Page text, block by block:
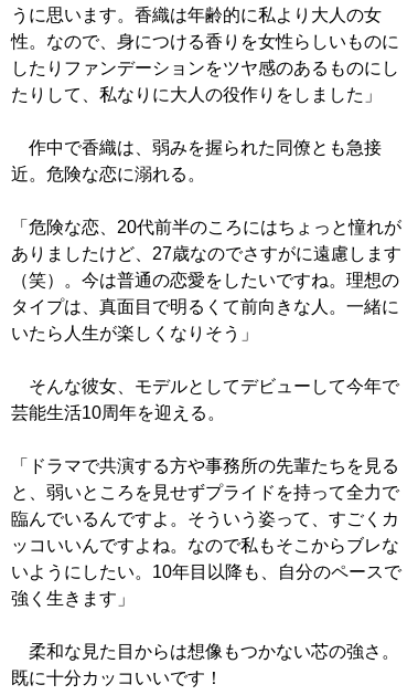
うに思います。香織は年齢的に私より大人の女
性。なので、身につける香りを女性らしいものに
したりファンデーションをツヤ感のあるものにし
たりして、私なりに大人の役作りをしました」
作中で香織は、弱みを握られた同僚とも急接
近。危険な恋に溺れる。
「危険な恋、20代前半のころにはちょっと憧れが
ありましたけど、27歳なのでさすがに遠慮します
（笑）。今は普通の恋愛をしたいですね。理想の
タイプは、真面目で明るくて前向きな人。一緒に
いたら人生が楽しくなりそう」
そんな彼女、モデルとしてデビューして今年で
芸能生活10周年を迎える。
「ドラマで共演する方や事務所の先輩たちを見る
と、弱いところを見せずプライドを持って全力で
臨んでいるんですよ。そういう姿って、すごくカ
ッコいいんですよね。なので私もそこからブレな
いようにしたい。10年目以降も、自分のペースで
強く生きます」
柔和な見た目からは想像もつかない芯の強さ。
既に十分カッコいいです！